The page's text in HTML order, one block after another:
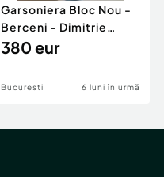
Garsoniera Bloc Nou -
Berceni - Dimitrie
Leonida
380 eur
Bucuresti 6 luni în urmă